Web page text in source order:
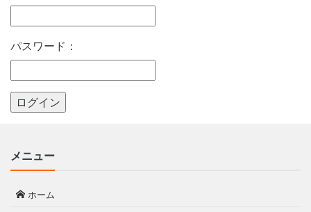
パスワード：
メニュー
ホーム